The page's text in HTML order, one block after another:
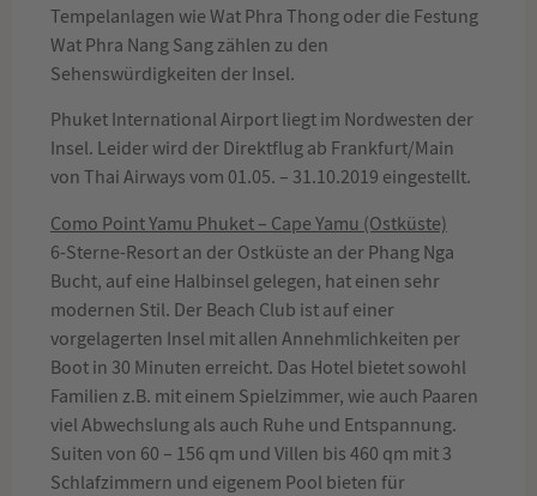
Tempelanlagen wie Wat Phra Thong oder die Festung
Wat Phra Nang Sang zählen zu den
Sehenswürdigkeiten der Insel.
Phuket International Airport liegt im Nordwesten der
Insel. Leider wird der Direktflug ab Frankfurt/Main
von Thai Airways vom 01.05. – 31.10.2019 eingestellt.
Como Point Yamu Phuket – Cape Yamu (Ostküste)
6-Sterne-Resort an der Ostküste an der Phang Nga
Bucht, auf eine Halbinsel gelegen, hat einen sehr
modernen Stil. Der Beach Club ist auf einer
vorgelagerten Insel mit allen Annehmlichkeiten per
Boot in 30 Minuten erreicht. Das Hotel bietet sowohl
Familien z.B. mit einem Spielzimmer, wie auch Paaren
viel Abwechslung als auch Ruhe und Entspannung.
Suiten von 60 – 156 qm und Villen bis 460 qm mit 3
Schlafzimmern und eigenem Pool bieten für